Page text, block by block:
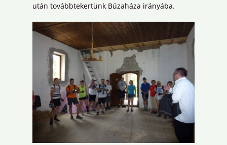
után továbbtekertünk Búzaháza irányába.